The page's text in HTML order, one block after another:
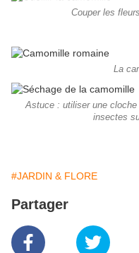
Couper les
La
Astuce : utiliser une
insectes
#JARDIN & FLORE
Partager